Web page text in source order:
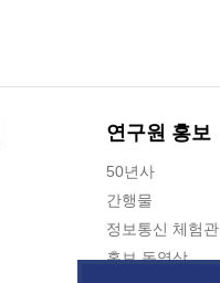
연구원 홍보
50년사
간행물
정보통신 체험관
홍보 동영상